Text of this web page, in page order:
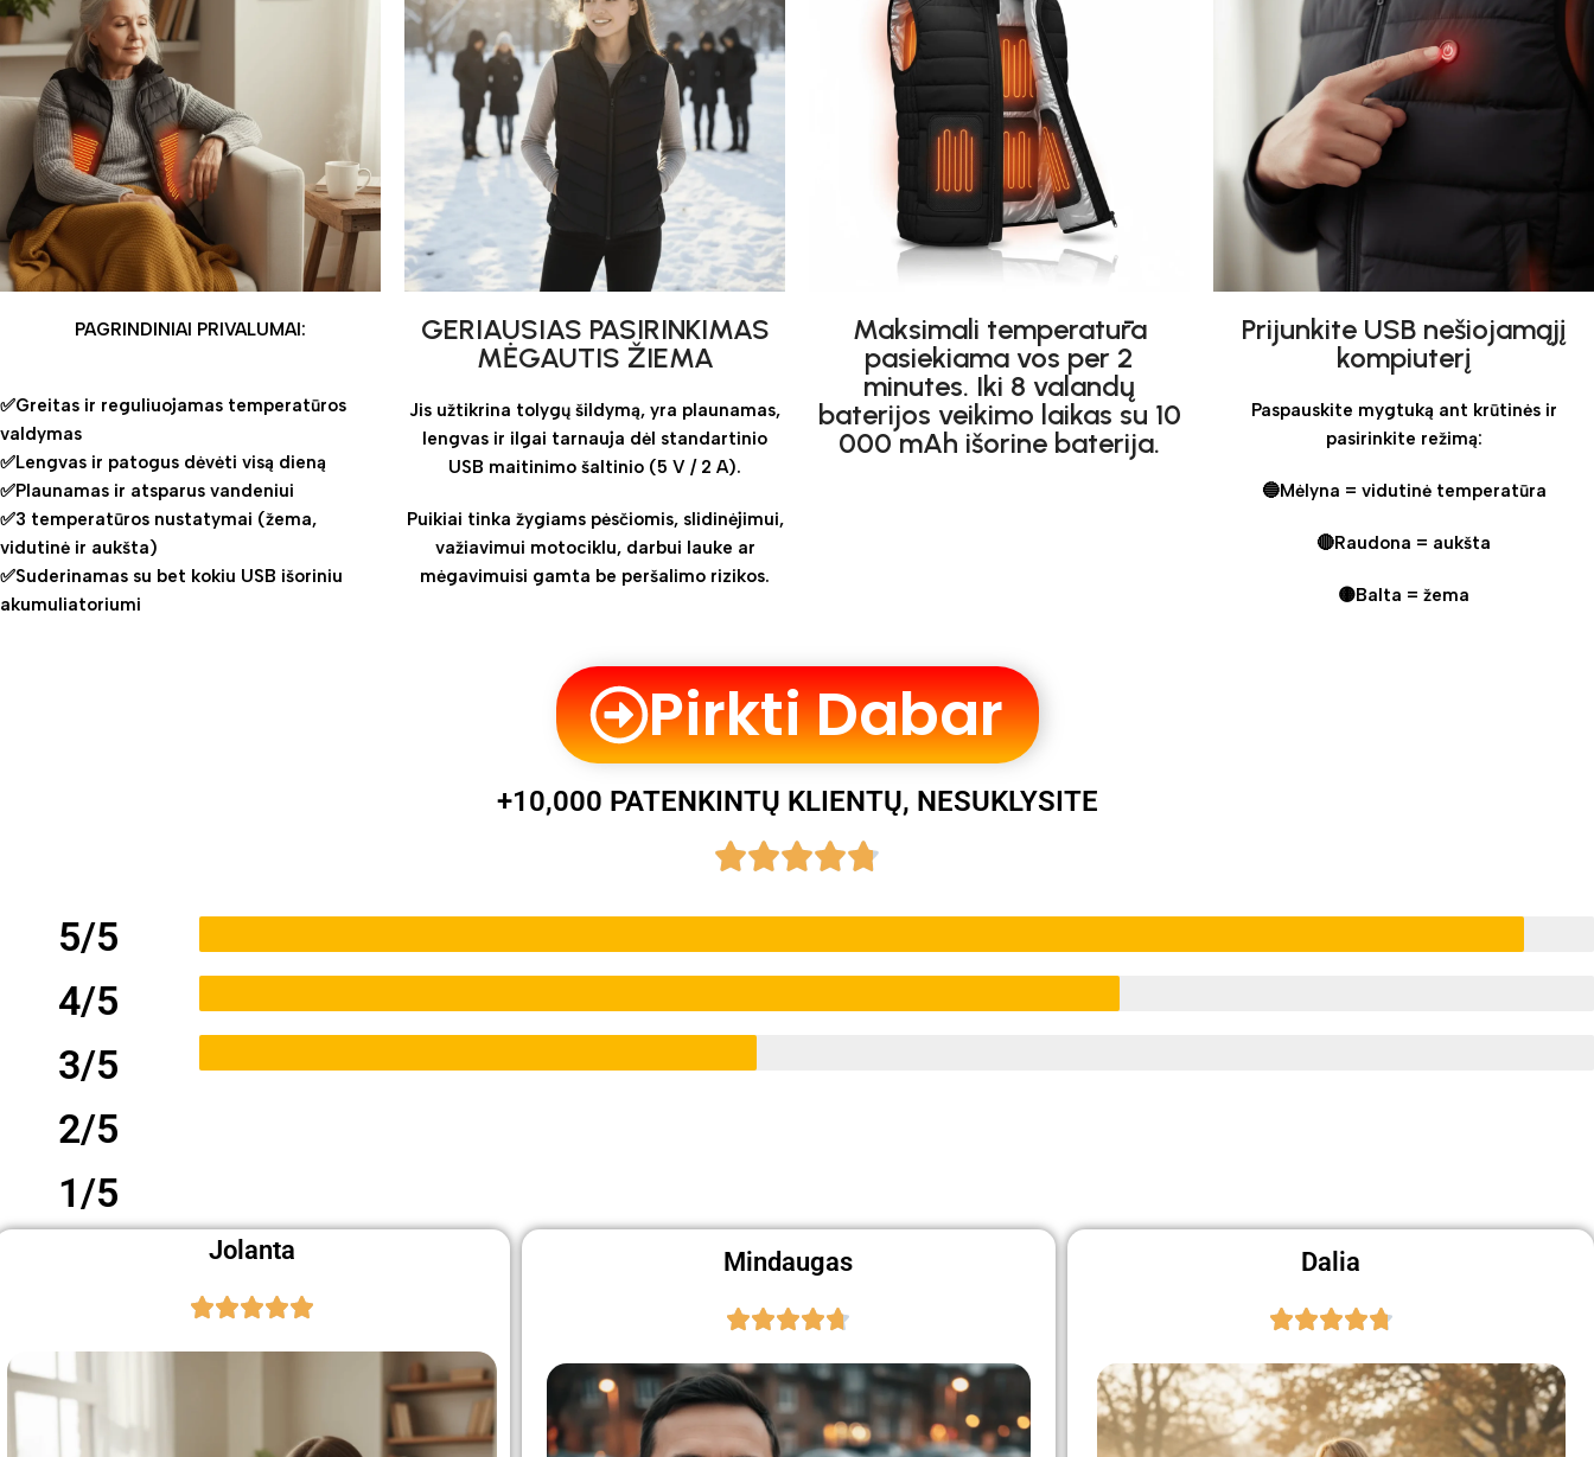
PAGRINDINIAI PRIVALUMAI:
✅Greitas ir reguliuojamas temperatūros
valdymas
✅Lengvas ir patogus dėvėti visą dieną
✅Plaunamas ir atsparus vandeniui
✅3 temperatūros nustatymai (žema,
vidutinė ir aukšta)
✅Suderinamas su bet kokiu USB išoriniu
akumuliatoriumi
GERIAUSIAS PASIRINKIMAS
MĖGAUTIS ŽIEMA
Jis užtikrina tolygų šildymą, yra plaunamas,
lengvas ir ilgai tarnauja dėl standartinio
USB maitinimo šaltinio (5 V / 2 A).
Puikiai tinka žygiams pėsčiomis, slidinėjimui,
važiavimui motociklu, darbui lauke ar
mėgavimuisi gamta be peršalimo rizikos.
Maksimali temperatūra
pasiekiama vos per 2
minutes. Iki 8 valandų
baterijos veikimo laikas su 10
000 mAh išorine baterija.
Prijunkite USB nešiojamąjį
kompiuterį
Paspauskite mygtuką ant krūtinės ir
pasirinkite režimą:
🔵Mėlyna = vidutinė temperatūra
🔴Raudona = aukšta
🟡Balta = žema
Pirkti Dabar
+10,000 PATENKINTŲ KLIENTŲ, NESUKLYSITE
5/5
4/5
3/5
2/5
1/5
Jolanta Mindaugas Dalia